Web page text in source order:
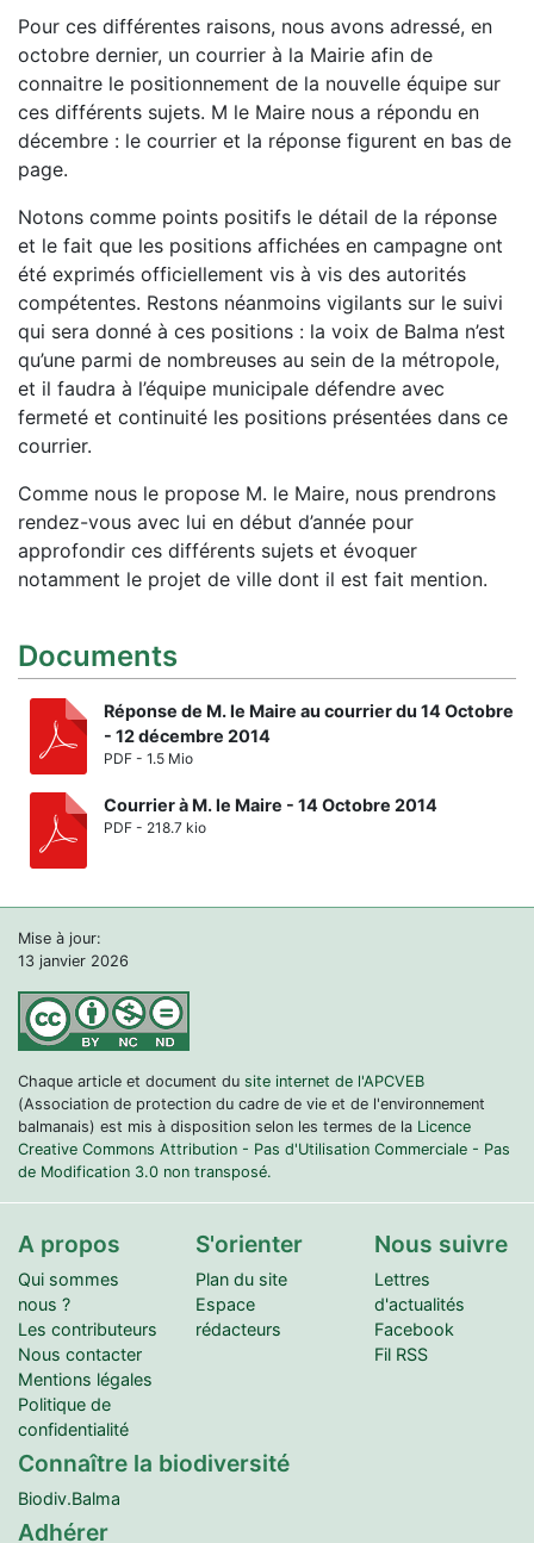
Pour ces différentes raisons, nous avons adressé, en
octobre dernier, un courrier à la Mairie afin de
connaitre le positionnement de la nouvelle équipe sur
ces différents sujets. M le Maire nous a répondu en
décembre : le courrier et la réponse figurent en bas de
page.
Notons comme points positifs le détail de la réponse
et le fait que les positions affichées en campagne ont
été exprimés officiellement vis à vis des autorités
compétentes. Restons néanmoins vigilants sur le suivi
qui sera donné à ces positions : la voix de Balma n’est
qu’une parmi de nombreuses au sein de la métropole,
et il faudra à l’équipe municipale défendre avec
fermeté et continuité les positions présentées dans ce
courrier.
Comme nous le propose M. le Maire, nous prendrons
rendez-vous avec lui en début d’année pour
approfondir ces différents sujets et évoquer
notamment le projet de ville dont il est fait mention.
Documents
Réponse de M. le Maire au courrier du 14 Octobre
- 12 décembre 2014
PDF - 1.5 Mio
Courrier à M. le Maire - 14 Octobre 2014
PDF - 218.7 kio
Mise à jour:
13 janvier 2026
Chaque article et document du site internet de l'APCVEB
(Association de protection du cadre de vie et de l'environnement
balmanais) est mis à disposition selon les termes de la Licence
Creative Commons Attribution - Pas d'Utilisation Commerciale - Pas
de Modification 3.0 non transposé.
A propos
Qui sommes
nous ?
Les contributeurs
Nous contacter
Mentions légales
Politique de
confidentialité
S'orienter
Plan du site
Espace
rédacteurs
Nous suivre
Lettres
d'actualités
Facebook
Fil RSS
Connaître la biodiversité
Biodiv.Balma
Adhérer